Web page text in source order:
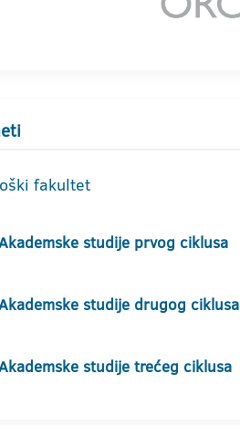
fakultet
studije prvog ciklusa
studije drugog ciklusa
studije trećeg ciklusa